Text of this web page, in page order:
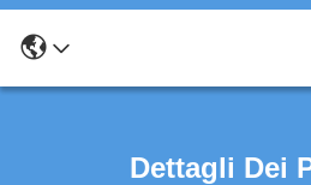
Dettagli Dei